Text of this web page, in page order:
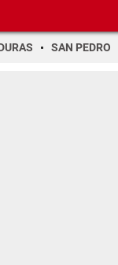
SAN PEDRO